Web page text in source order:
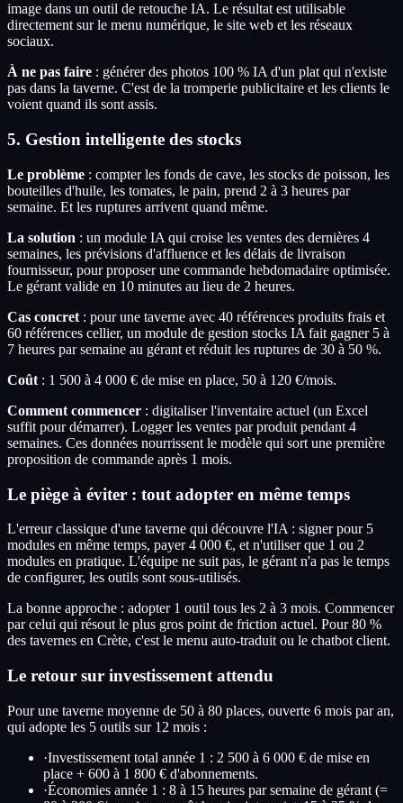
image dans un outil de retouche IA. Le résultat est utilisable
directement sur le menu numérique, le site web et les réseaux
sociaux.
À ne pas faire : générer des photos 100 % IA d'un plat qui n'existe
pas dans la taverne. C'est de la tromperie publicitaire et les clients le
voient quand ils sont assis.
5. Gestion intelligente des stocks
Le problème : compter les fonds de cave, les stocks de poisson, les
bouteilles d'huile, les tomates, le pain, prend 2 à 3 heures par
semaine. Et les ruptures arrivent quand même.
La solution : un module IA qui croise les ventes des dernières 4
semaines, les prévisions d'affluence et les délais de livraison
fournisseur, pour proposer une commande hebdomadaire optimisée.
Le gérant valide en 10 minutes au lieu de 2 heures.
Cas concret : pour une taverne avec 40 références produits frais et
60 références cellier, un module de gestion stocks IA fait gagner 5 à
7 heures par semaine au gérant et réduit les ruptures de 30 à 50 %.
Coût : 1 500 à 4 000 € de mise en place, 50 à 120 €/mois.
Comment commencer : digitaliser l'inventaire actuel (un Excel
suffit pour démarrer). Logger les ventes par produit pendant 4
semaines. Ces données nourrissent le modèle qui sort une première
proposition de commande après 1 mois.
Le piège à éviter : tout adopter en même temps
L'erreur classique d'une taverne qui découvre l'IA : signer pour 5
modules en même temps, payer 4 000 €, et n'utiliser que 1 ou 2
modules en pratique. L'équipe ne suit pas, le gérant n'a pas le temps
de configurer, les outils sont sous-utilisés.
La bonne approche : adopter 1 outil tous les 2 à 3 mois. Commencer
par celui qui résout le plus gros point de friction actuel. Pour 80 %
des tavernes en Crète, c'est le menu auto-traduit ou le chatbot client.
Le retour sur investissement attendu
Pour une taverne moyenne de 50 à 80 places, ouverte 6 mois par an,
qui adopte les 5 outils sur 12 mois :
·Investissement total année 1 : 2 500 à 6 000 € de mise en
place + 600 à 1 800 € d'abonnements.
·Économies année 1 : 8 à 15 heures par semaine de gérant (=